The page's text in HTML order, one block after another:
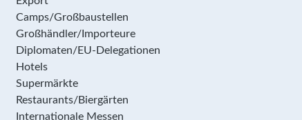
Camps/Großbaustellen
Großhändler/Importeure
Diplomaten/EU-Delegationen
Hotels
Supermärkte
Restaurants/Biergärten
Internationale Messen